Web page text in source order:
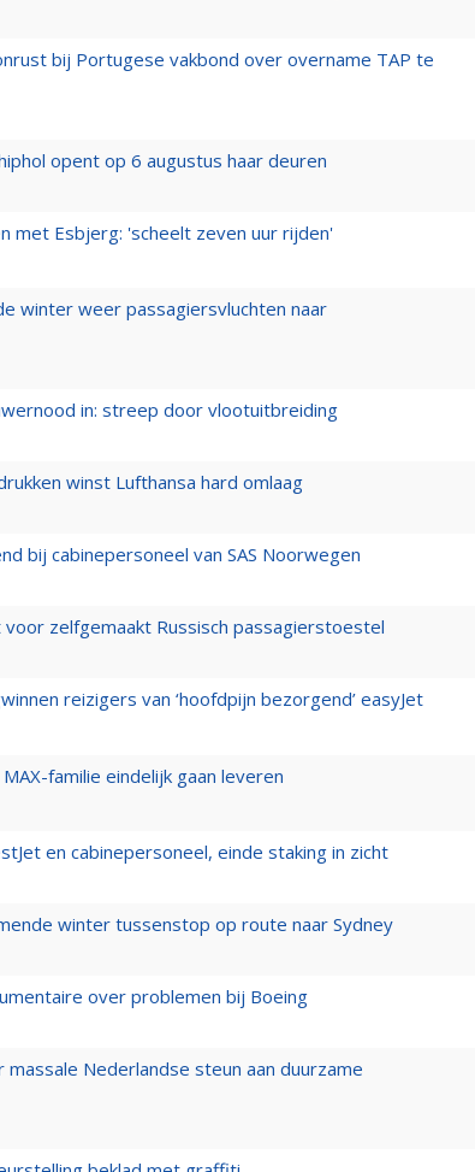
bij Portugese vakbond over overname TAP te
opent op 6 augustus haar deuren
met Esbjerg: 'scheelt zeven uur rijden'
winter weer passagiersvluchten naar
in: streep door vlootuitbreiding
winst Lufthansa hard omlaag
bij cabinepersoneel van SAS Noorwegen
zelfgemaakt Russisch passagierstoestel
reizigers van ‘hoofdpijn bezorgend’ easyJet
familie eindelijk gaan leveren
en cabinepersoneel, einde staking in zicht
winter tussenstop op route naar Sydney
over problemen bij Boeing
Nederlandse steun aan duurzame